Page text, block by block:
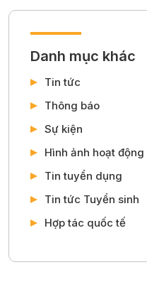
Danh mục khác
Tin tức
Thông báo
Sự kiện
Hình ảnh hoạt động
Tin tuyển dụng
Tin tức Tuyển sinh
Hợp tác quốc tế